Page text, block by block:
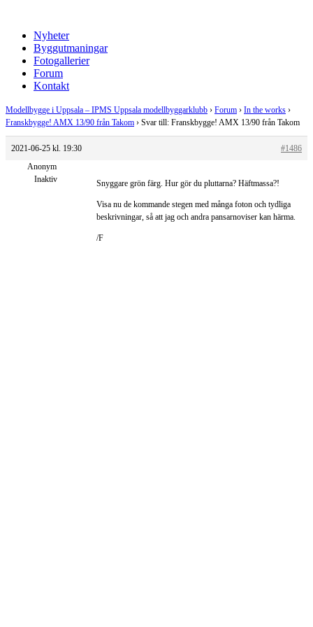
Nyheter
Byggutmaningar
Fotogallerier
Forum
Kontakt
Modellbygge i Uppsala – IPMS Uppsala modellbyggarklubb › Forum › In the works ›
Franskbygge! AMX 13/90 från Takom › Svar till: Franskbygge! AMX 13/90 från Takom
2021-06-25 kl. 19:30
#1486
Anonym
Inaktiv
Snyggare grön färg. Hur gör du pluttarna? Häftmassa?!
Visa nu de kommande stegen med många foton och tydliga
beskrivningar, så att jag och andra pansarnoviser kan härma.
/F